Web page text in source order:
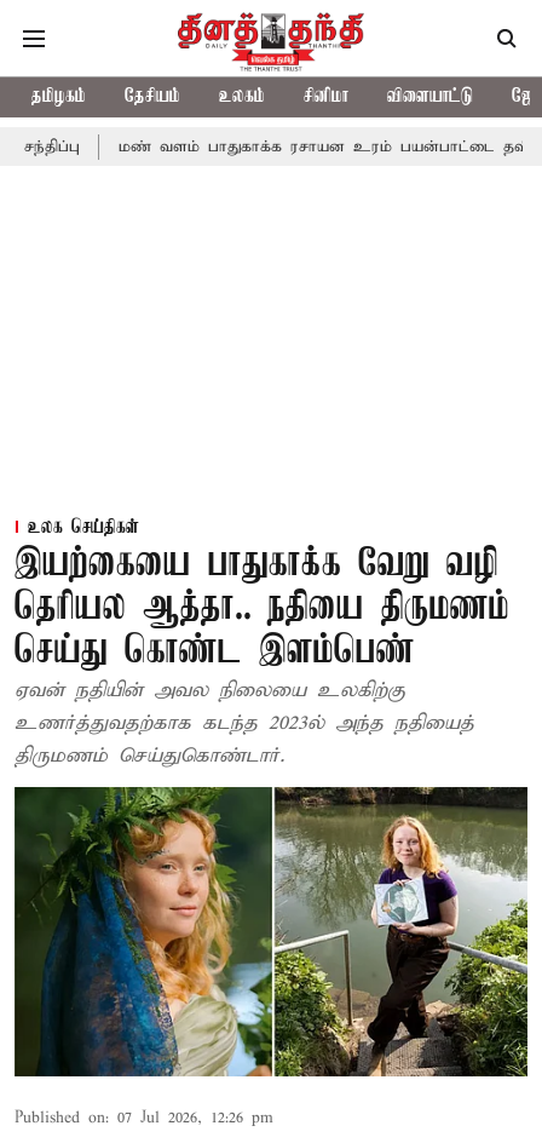
தமிழகம் தேசியம் உலகம் சினிமா விளையாட்டு
மண் வளம் பாதுகாக்க ரசாயன உரம் பயன்பாட்டை தவிர்க்க
உலக செய்திகள்
இயற்கையை பாதுகாக்க வேறு வழி
தெரியல ஆத்தா.. நதியை திருமணம்
செய்து கொண்ட இளம்பெண்
ஏவன் நதியின் அவல நிலையை உலகிற்கு
உணர்த்துவதற்காக கடந்த 2023ல் அந்த நதியைத்
திருமணம் செய்துகொண்டார்.
Published on: 07 Jul 2026, 12:26 pm